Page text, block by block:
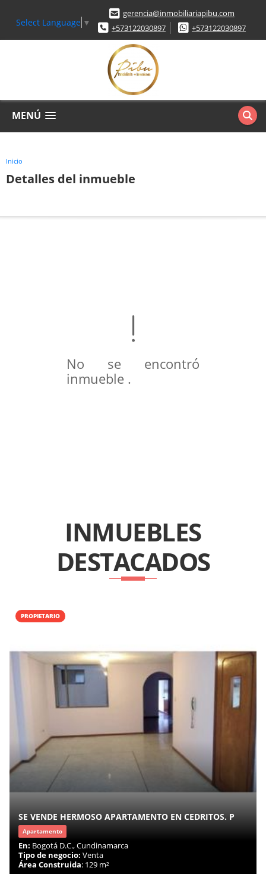
Select Language ▼
gerencia@inmobiliariapibu.com
+573122030897
+573122030897
MENÚ
Inicio
Detalles del inmueble
No se encontró
inmueble .
INMUEBLES
DESTACADOS
PROPIETARIO
SE VENDE HERMOSO APARTAMENTO EN CEDRITOS. P
Apartamento
En: Bogotá D.C., Cundinamarca
Tipo de negocio: Venta
Área Construida: 129 m²